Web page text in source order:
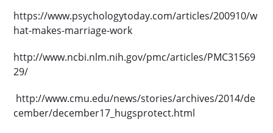
https://www.psychologytoday.com/articles/200910/w
hat-makes-marriage-work
http://www.ncbi.nlm.nih.gov/pmc/articles/PMC31569
29/
http://www.cmu.edu/news/stories/archives/2014/de
cember/december17_hugsprotect.html